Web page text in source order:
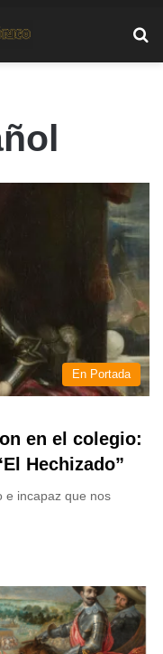
En Portada
en el colegio:
Hechizado”
e incapaz que nos